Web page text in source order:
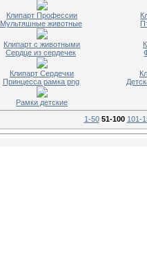
Клипарт Профессии
Мультяшные животные
Клипарт с животными
Сердце из сердечек
Клипарт Сердечки
Принцесса рамка png
Рамки детские
1-50 51-100 101-